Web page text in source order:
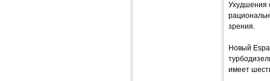
Ухудшения
зрения.
Новый
имеет